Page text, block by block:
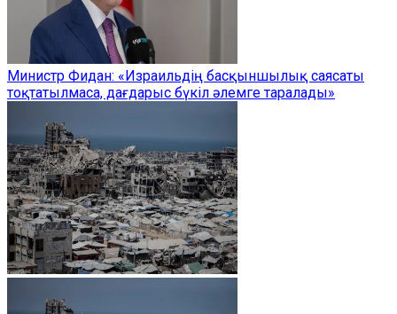
Министр Фидан: «Израильдің басқыншылық саясаты
тоқтатылмаса, дағдарыс бүкіл әлемге таралады»